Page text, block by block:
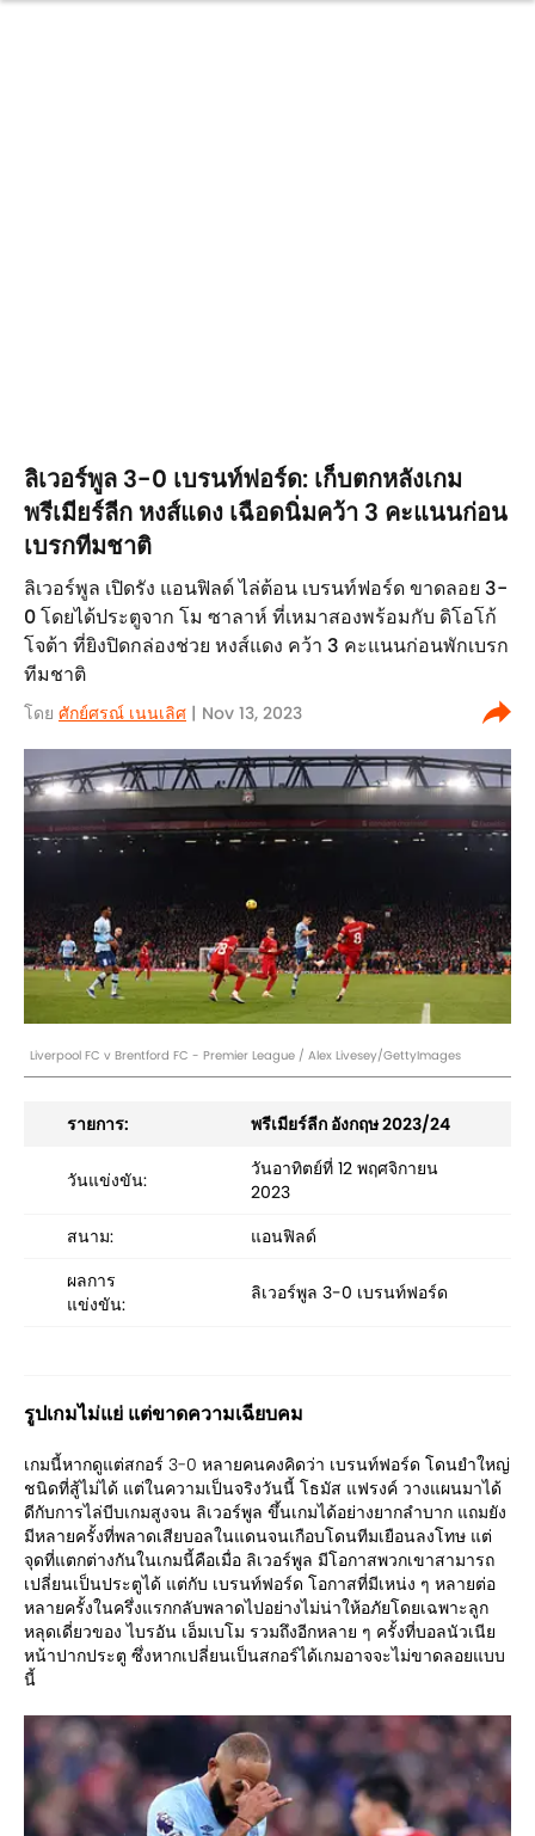
ลิเวอร์พูล 3-0 เบรนท์ฟอร์ด: เก็บตกหลังเกม
พรีเมียร์ลีก หงส์แดง เฉือดนิ่มคว้า 3 คะแนนก่อน
เบรกทีมชาติ
ลิเวอร์พูล เปิดรัง แอนฟิลด์ ไล่ต้อน เบรนท์ฟอร์ด ขาดลอย 3-
0 โดยได้ประตูจาก โม ซาลาห์ ที่เหมาสองพร้อมกับ ดิโอโก้
โจต้า ที่ยิงปิดกล่องช่วย หงส์แดง คว้า 3 คะแนนก่อนพักเบรก
ทีมชาติ
โดย ศักย์ศรณ์ เนนเลิศ | Nov 13, 2023
Liverpool FC v Brentford FC - Premier League / Alex Livesey/GettyImages
รายการ: พรีเมียร์ลีก อังกฤษ 2023/24
วันแข่งขัน:
วันอาทิตย์ที่ 12 พฤศจิกายน
2023
สนาม:
แอนฟิลด์
ผลการ
แข่งขัน:
ลิเวอร์พูล 3-0 เบรนท์ฟอร์ด
รูปเกมไม่แย่ แต่ขาดความเฉียบคม
เกมนี้หากดูแต่สกอร์ 3-0 หลายคนคงคิดว่า เบรนท์ฟอร์ด โดนยำใหญ่
ชนิดที่สู้ไม่ได้ แต่ในความเป็นจริงวันนี้ โธมัส แฟรงค์ วางแผนมาได้
ดีกับการไล่บีบเกมสูงจน ลิเวอร์พูล ขึ้นเกมได้อย่างยากลำบาก แถมยัง
มีหลายครั้งที่พลาดเสียบอลในแดนจนเกือบโดนทีมเยือนลงโทษ แต่
จุดที่แตกต่างกันในเกมนี้คือเมื่อ ลิเวอร์พูล มีโอกาสพวกเขาสามารถ
เปลี่ยนเป็นประตูได้ แต่กับ เบรนท์ฟอร์ด โอกาสที่มีเหน่ง ๆ หลายต่อ
หลายครั้งในครึ่งแรกกลับพลาดไปอย่างไม่น่าให้อภัยโดยเฉพาะลูก
หลุดเดี่ยวของ ไบรอัน เอ็มเบโม รวมถึงอีกหลาย ๆ ครั้งที่บอลนัวเนีย
หน้าปากประตู ซึ่งหากเปลี่ยนเป็นสกอร์ได้เกมอาจจะไม่ขาดลอยแบบ
นี้